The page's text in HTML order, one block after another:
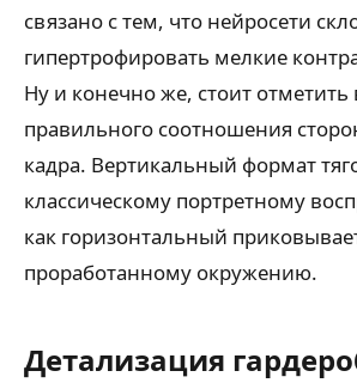
связано с тем, что нейросети
гипертрофировать мелкие
Ну и конечно же, стоит отметить
правильного соотношения
кадра. Вертикальный формат
классическому портретному
как горизонтальный
проработанному окружению.
Детализация